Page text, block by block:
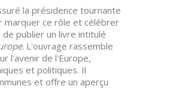
la présidence tournante
marquer ce rôle et célébrer
publier un livre intitulé
. L'ouvrage rassemble
l'avenir de l'Europe,
et politiques. Il
et offre un aperçu